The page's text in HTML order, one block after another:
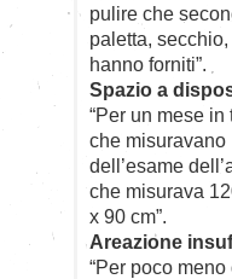
pulire che
paletta,
hanno forniti”.
Spazio a
“Per un mese
che misuravano
dell’esame
che misurava
x 90 cm”.
Areazione
“Per poco